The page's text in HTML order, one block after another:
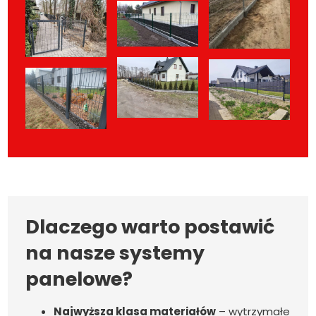
Dlaczego warto postawić
na nasze systemy
panelowe?
Najwyższa klasa materiałów – wytrzymałe